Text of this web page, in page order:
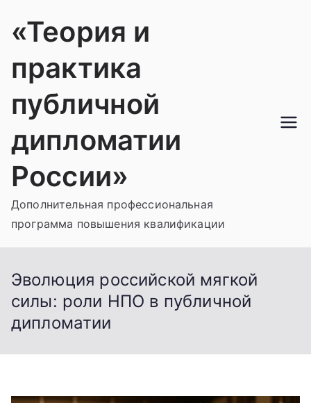
содержимому
«Теория и
практика
публичной
дипломатии
России»
Дополнительная профессиональная
программа повышения квалификации
Эволюция российской мягкой
силы: роли НПО в публичной
дипломатии